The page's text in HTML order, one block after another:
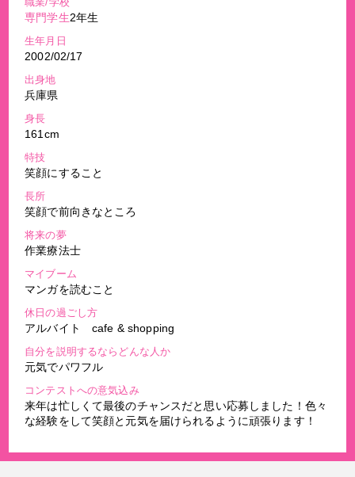
専門学生2年生
生年月日
2002/02/17
出身地
兵庫県
身長
161cm
特技
笑顔にすること
長所
笑顔で前向きなところ
将来の夢
作業療法士
マイブーム
マンガを読むこと
休日の過ごし方
アルバイト cafe & shopping
自分を説明するならどんな人か
元気でパワフル
コンテストへの意気込み
来年は忙しくて最後のチャンスだと思い応募しました！色々
な経験をして笑顔と元気を届けられるように頑張ります！